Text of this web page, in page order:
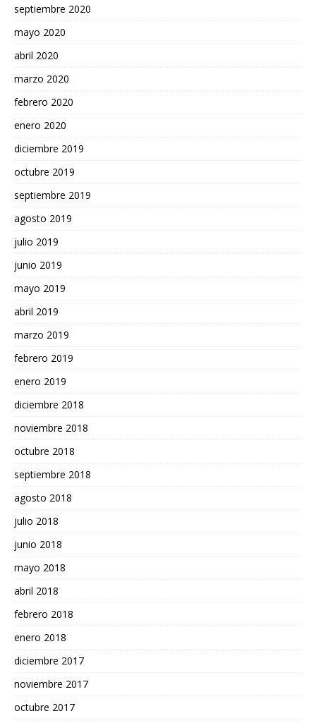
septiembre 2020
mayo 2020
abril 2020
marzo 2020
febrero 2020
enero 2020
diciembre 2019
octubre 2019
septiembre 2019
agosto 2019
julio 2019
junio 2019
mayo 2019
abril 2019
marzo 2019
febrero 2019
enero 2019
diciembre 2018
noviembre 2018
octubre 2018
septiembre 2018
agosto 2018
julio 2018
junio 2018
mayo 2018
abril 2018
febrero 2018
enero 2018
diciembre 2017
noviembre 2017
octubre 2017